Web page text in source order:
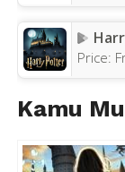
Price:
Kamu